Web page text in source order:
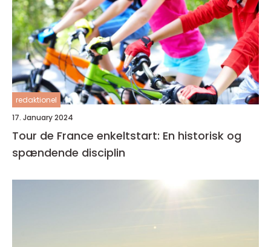
redaktionel
17. January 2024
Tour de France enkeltstart: En historisk og
spændende disciplin